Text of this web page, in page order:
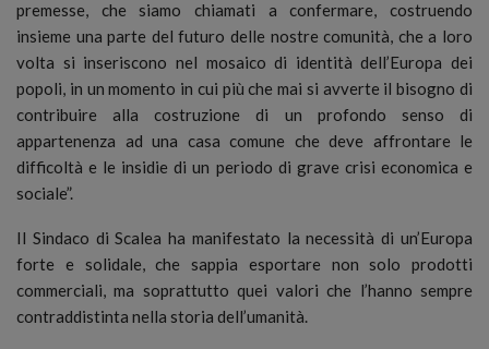
premesse, che siamo chiamati a confermare, costruendo
insieme una parte del futuro delle nostre comunità, che a loro
volta si inseriscono nel mosaico di identità dell’Europa dei
popoli, in un momento in cui più che mai si avverte il bisogno di
contribuire alla costruzione di un profondo senso di
appartenenza ad una casa comune che deve affrontare le
difficoltà e le insidie di un periodo di grave crisi economica e
sociale”.
Il Sindaco di Scalea ha manifestato la necessità di un’Europa
forte e solidale, che sappia esportare non solo prodotti
commerciali, ma soprattutto quei valori che l’hanno sempre
contraddistinta nella storia dell’umanità.